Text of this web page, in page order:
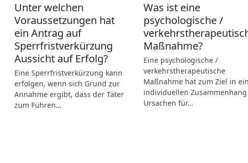
Unter welchen
Voraussetzungen hat
ein Antrag auf
Sperrfristverkürzung
Aussicht auf Erfolg?
Eine Sperrfristverkürzung kann
erfolgen, wenn sich Grund zur
Annahme ergibt, dass der Täter
zum Führen…
Was ist eine
psychologische /
Maßnahme?
Eine psychologische /
verkehrstherapeutische
Maßnahme hat zum Ziel in
individuellen
Ursachen für…